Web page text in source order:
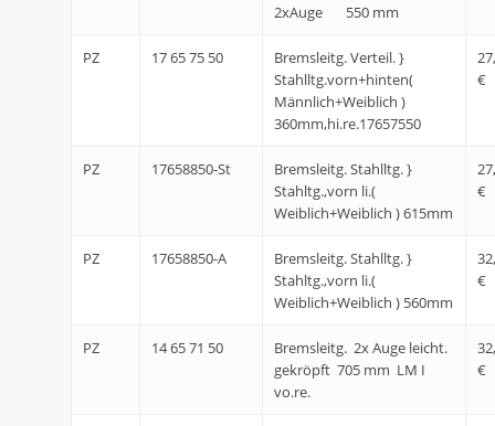
2xAuge 550 mm
PZ 17 65 75 50
Bremsleitg. Verteil. }
Stahlltg.vorn+hinten(
Männlich+Weiblich )
360mm,hi.re.17657550
€
PZ 17658850-St
Bremsleitg. Stahlltg. }
Stahltg.,vorn li.(
Weiblich+Weiblich ) 615mm
€
PZ 17658850-A
Bremsleitg. Stahlltg. }
Stahltg.,vorn li.(
Weiblich+Weiblich ) 560mm
€
PZ 14 65 71 50
Bremsleitg. 2x Auge leicht.
gekröpft 705 mm LM I
vo.re.
€